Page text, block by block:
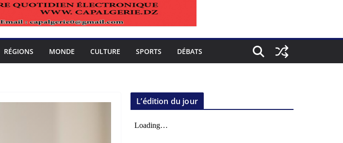
RÉGIONS MONDE CULTURE SPORTS DÉBATS
L’édition du jour